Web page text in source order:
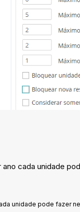
cada unidade
unidade pode fazer